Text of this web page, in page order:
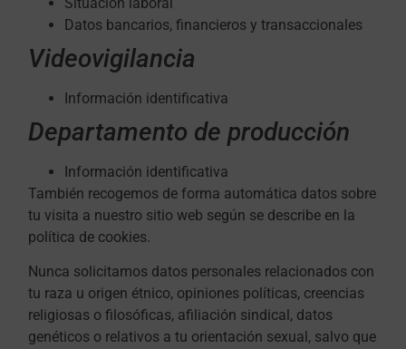
Datos bancarios, financieros y transaccionales
Videovigilancia
Información identificativa
Departamento de producción
Información identificativa
También recogemos de forma automática datos sobre
tu visita a nuestro sitio web según se describe en la
política de cookies.
Nunca solicitamos datos personales relacionados con
tu raza u origen étnico, opiniones políticas, creencias
religiosas o filosóficas, afiliación sindical, datos
genéticos o relativos a tu orientación sexual, salvo que